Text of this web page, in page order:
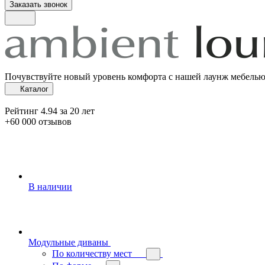
Заказать звонок
Почувствуйте новый уровень комфорта с нашей лаунж мебелью
Каталог
Рейтинг 4.94 за 20 лет
+60 000 отзывов
В наличии
Модульные диваны
По количеству мест